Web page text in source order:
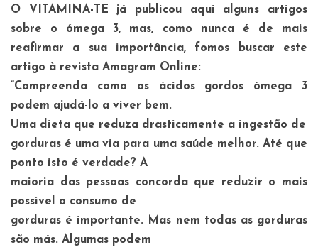
O VITAMINA-TE já publicou aqui alguns artigos
sobre o ómega 3, mas, como nunca é de mais
reafirmar a sua importância, fomos buscar este
artigo à revista Amagram Online:
“Compreenda como os ácidos gordos ómega 3
podem ajudá-lo a viver bem.
Uma dieta que reduza drasticamente a ingestão de
gorduras é uma via para uma saúde melhor. Até que
ponto isto é verdade? A
maioria das pessoas concorda que reduzir o mais
possível o consumo de
gorduras é importante. Mas nem todas as gorduras
são más. Algumas podem